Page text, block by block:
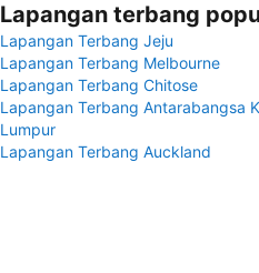
Lapangan terbang
Lapangan Terbang Jeju
Lapangan Terbang Melbourne
Lapangan Terbang Chitose
Lapangan Terbang Antarabangsa
Lumpur
Lapangan Terbang Auckland